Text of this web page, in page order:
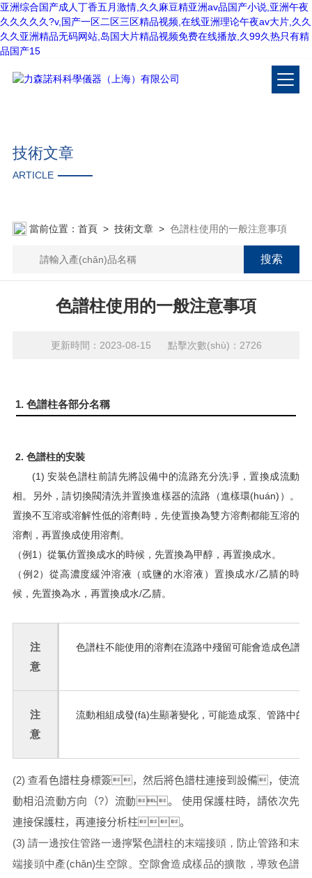
亚洲综合国产成人丁香五月激情,久久麻豆精亚洲av品国产小说,亚洲午夜
久久久久久?v,国产一区二区三区精品视频,在线亚洲理论午夜av大片,久久
久久亚洲精品无码网站,岛国大片精品视频免费在线播放,久99久热只有精
品国产15
技術文章
ARTICLE
當前位置： 首頁> 技術文章> 色譜柱使用的一般注意事項
色譜柱使用的一般注意事項
更新時間：2023-08-15 點擊次數(shù)：2726
1. 色譜柱各部分名稱
2. 色譜柱的安裝
(1) 安裝色譜柱前請先將設備中的流路充分洗凈，置換成流動
相。另外，請切換閥清洗并置換進樣器的流路（進樣環(huán)）。
置換不互溶或溶解性低的溶劑時，先使置換為雙方溶劑都能互溶的
溶劑，再置換成使用溶劑。
（例1）從氯仿置換成水的時候，先置換為甲醇，再置換成水。
（例2）從高濃度緩沖溶液（或鹽的水溶液）置換成水/乙腈的時
候，先置換為水，再置換成水/乙腈。
注
意
色譜柱不能使用的溶劑在流路中殘留可能會造成色譜柱的劣
注
意
流動相組成發(fā)生顯著變化，可能造成泵、管路中的污
(2) 查看色譜柱身標簽，然后將色譜柱連接到設備，使流
動相沿流動方向（?）流動。
使用保護柱時，請依次先
連接保護柱，再連接分析柱。
(3) 請一邊按住管路一邊擰緊色譜柱的末端接頭，防止管路和末
端接頭中產(chǎn)生空隙。空隙會造成樣品的擴散，導致色譜